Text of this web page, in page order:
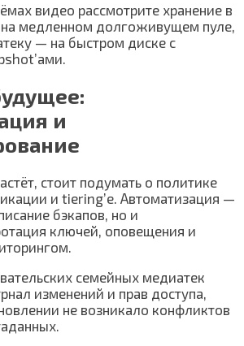
видео рассмотрите хранение в
медленном долгоживущем пуле,
— на быстром диске с
и
стоит подумать о политике
и tiering’е. Автоматизация —
бэкапов, но и
ключей, оповещения и
семейных медиатек
изменений и прав доступа,
не возникало конфликтов